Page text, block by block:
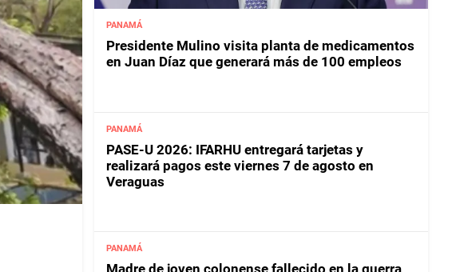
PANAMÁ
Presidente Mulino visita planta de medicamentos
en Juan Díaz que generará más de 100 empleos
PANAMÁ
PASE-U 2026: IFARHU entregará tarjetas y
realizará pagos este viernes 7 de agosto en
Veraguas
PANAMÁ